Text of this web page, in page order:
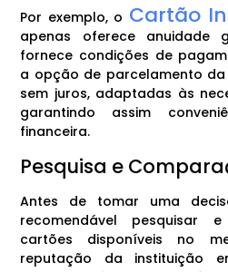
Por exemplo, o Cartão
apenas oferece anuidade
fornece condições de
a opção de parcelamento da
sem juros, adaptadas às
garantindo assim
financeira.
Pesquisa e
Antes de tomar uma
recomendável pesquisar
cartões disponíveis no
reputação da instituição